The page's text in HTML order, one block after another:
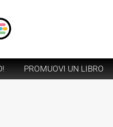
PROMUOVI UN LIBRO